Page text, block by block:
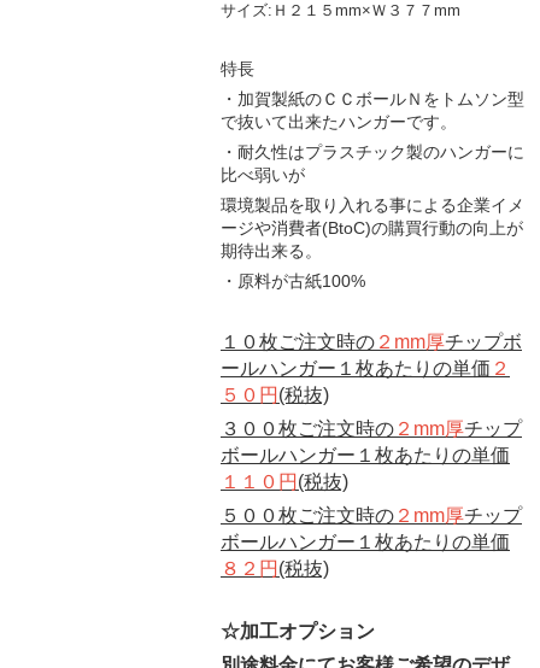
サイズ:Ｈ２１５mm×Ｗ３７７mm
特長
・加賀製紙のＣＣボールＮをトムソン型
で抜いて出来たハンガーです。
・耐久性はプラスチック製のハンガーに
比べ弱いが
環境製品を取り入れる事による企業イメ
ージや消費者(BtoC)の購買行動の向上が
期待出来る。
・原料が古紙100%
１０枚ご注文時の ２mm厚チップボ
ールハンガー１枚あたりの単価 ２
５０円 (税抜)
３００枚ご注文時の ２mm厚チップ
ボールハンガー１枚あたりの単価
１１０円 (税抜)
５００枚ご注文時の ２mm厚チップ
ボールハンガー１枚あたりの単価
８２円 (税抜)
☆加工オプション